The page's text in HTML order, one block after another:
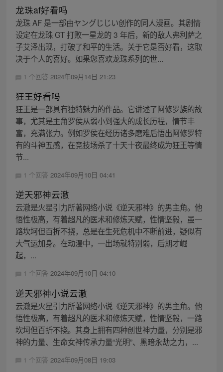
龙珠af好看吗
龙珠 AF 是一部由ヤングじじい创作的同人漫画。其剧情
设定在龙珠 GT 打败一星龙的 3 年后，新的敌人弗利萨之
子艾泽出现，打破了和平的生活。关于它是否好看，这取
决于个人的喜好。如果您喜欢龙珠系列的世...
1 个回答 2024年09月14日 21:23
狂王好看吗
狂王是一部具有独特魅力的作品。它讲述了阿修罗族的故
事，尤其是主角罗侯从弱小到强大的成长历程，情节丰
富，充满张力。例如罗侯在经历诸多磨难后悟出阿修罗特
有的斗神五感，在竞技场杀了十天十夜最终成为狂王等情
节...
1 个回答 2024年09月10日 04:41
逆天邪神云澈
云澈是火星引力所著网络小说《逆天邪神》的男主角。他
悟性极高，有着超凡的医术和修炼天赋，性情坚毅，虽一
路坎坷但百折不挠，总是在生死危机中不断前进，疑似有
大气运加身。在动漫中，一出场就特别弱，后期才崛
起，...
1 个回答 2024年09月10日 04:10
逆天邪神小说云澈
云澈是火星引力所著网络小说《逆天邪神》的男主角。他
悟性极高，有着超凡的医术和修炼天赋，性情坚毅，一路
坎坷但百折不挠。其身上拥有四种创世神力量，分别是邪
神的力量、生命女神传承力量“光明”、黑暗永劫之力，...
1 个回答 2024年09月08日 19:03